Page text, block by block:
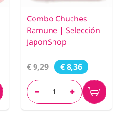
Combo Chuches
Ramune | Selección
JaponShop
€ 9,29 € 8,36